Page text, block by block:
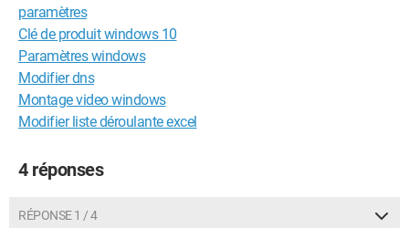
paramètres
Clé de produit windows 10
Paramètres windows
Modifier dns
Montage video windows
Modifier liste déroulante excel
4 réponses
RÉPONSE 1 / 4